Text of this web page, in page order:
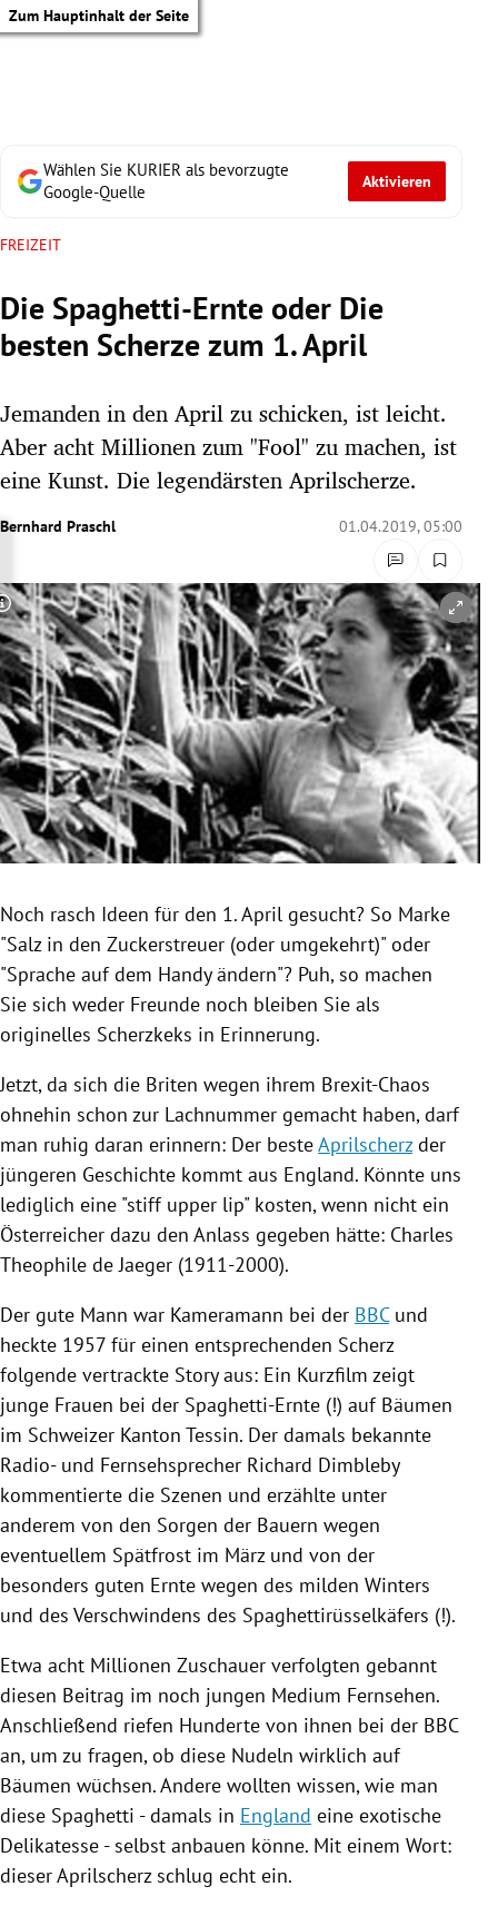
Zum Hauptinhalt der Seite
Untermenü
Untermenü
Untermenü
Untermenü
Untermenü
Untermenü
Untermenü
Untermenü
Wählen Sie KURIER als bevorzugte
Google-Quelle
Aktivieren
FREIZEIT
Die Spaghetti-Ernte oder Die
besten Scherze zum 1. April
Jemanden in den April zu schicken, ist leicht.
Aber acht Millionen zum "Fool" zu machen, ist
eine Kunst. Die legendärsten Aprilscherze.
Bernhard Praschl 01.04.2019, 05:00
Copyright-Hinweis öffnen/schließen
Noch rasch Ideen für den 1. April gesucht? So Marke
"Salz in den Zuckerstreuer (oder umgekehrt)" oder
"Sprache auf dem Handy ändern"? Puh, so machen
Sie sich weder Freunde noch bleiben Sie als
originelles Scherzkeks in Erinnerung.
Jetzt, da sich die Briten wegen ihrem Brexit-Chaos
ohnehin schon zur Lachnummer gemacht haben, darf
man ruhig daran erinnern: Der besteAprilscherzder
jüngeren Geschichte kommt aus England. Könnte uns
lediglich eine "stiff upper lip" kosten, wenn nicht ein
Österreicher dazu den Anlass gegeben hätte: Charles
Theophile de Jaeger (1911-2000).
Der gute Mann war Kameramann bei der BBCund
heckte 1957 für einen entsprechenden Scherz
folgende vertrackte Story aus: Ein Kurzfilm zeigt
junge Frauen bei der Spaghetti-Ernte (!) auf Bäumen
im Schweizer Kanton Tessin. Der damals bekannte
Radio- und Fernsehsprecher Richard Dimbleby
kommentierte die Szenen und erzählte unter
anderem von den Sorgen der Bauern wegen
eventuellem Spätfrost im März und von der
besonders guten Ernte wegen des milden Winters
und des Verschwindens des Spaghettirüsselkäfers (!).
Etwa acht Millionen Zuschauer verfolgten gebannt
diesen Beitrag im noch jungen Medium Fernsehen.
Anschließend riefen Hunderte von ihnen bei der BBC
an, um zu fragen, ob diese Nudeln wirklich auf
Bäumen wüchsen. Andere wollten wissen, wie man
diese Spaghetti - damals in England eine exotische
Delikatesse - selbst anbauen könne. Mit einem Wort:
dieserAprilscherzschlug echt ein.